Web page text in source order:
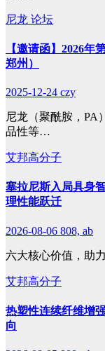
尼龙 论坛
【邀请函】2026年
郑州）
2025-12-24 czy
尼龙（聚酰胺，PA
品性等…
艾邦高分子
塞拉尼斯入局具身
理性能跃迁
2026-08-06 808, ab
六大核心价值，助
艾邦高分子
热塑性连续纤维增
向